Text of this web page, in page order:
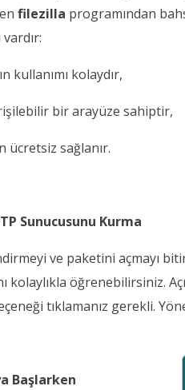
filezilla programından
kullanımı kolaydır,
bir arayüze sahiptir,
ücretsiz sağlanır.
Sunucusunu Kurma
ve paketini açmayı
kolaylıkla öğrenebilirsiniz.
tıklamanız gerekli.
Başlarken